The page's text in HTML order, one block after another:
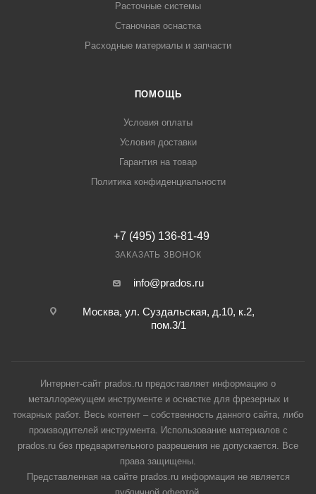
Расточные системы
Станочная оснастка
Расходные материалы и запчасти
ПОМОЩЬ
Условия оплаты
Условия доставки
Гарантия на товар
Политика конфиденциальности
+7 (495) 136-81-49
ЗАКАЗАТЬ ЗВОНОК
info@prados.ru
Москва, ул. Суздальская, д.10, к.2,
пом.3/1
Интернет-сайт prados.ru предоставляет информацию о
металлорежущем инструменте и оснастке для фрезерных и
токарных работ. Весь контент – собственность данного сайта, либо
производителей инструмента. Использование материалов с
prados.ru без предварительного разрешения не допускается. Все
права защищены.
Представленная на сайте prados.ru информация не является